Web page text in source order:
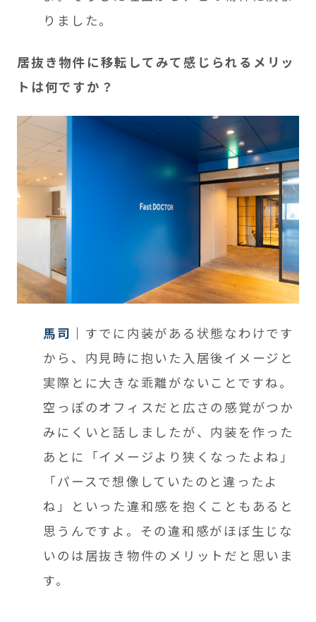
りました。
居抜き物件に移転してみて感じられるメリッ
トは何ですか？
馬司
すでに内装がある状態なわけです
から、内見時に抱いた入居後イメージと
実際とに大きな乖離がないことですね。
空っぽのオフィスだと広さの感覚がつか
みにくいと話しましたが、内装を作った
あとに「イメージより狭くなったよね」
「パースで想像していたのと違ったよ
ね」といった違和感を抱くこともあると
思うんですよ。その違和感がほぼ生じな
いのは居抜き物件のメリットだと思いま
す。